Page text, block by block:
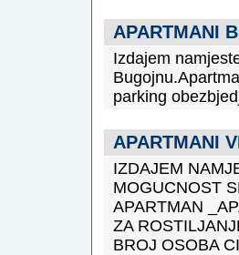
APARTMANI
Izdajem
parking
APARTMANI
IZDAJEM
MOGUCNOST
APARTMAN
ZA
BROJ OSOBA